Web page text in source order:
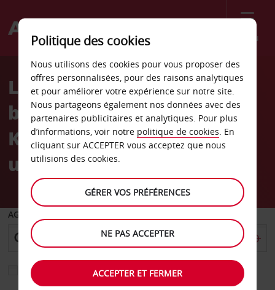
Menu
Welcome
AvisLocation de voiture port
bateaux de croisière de
Kiel, passagers
uniquement
AGENCE DE DÉPART
Sélectionnez une autre agence de retour
Politique des cookies
Nous utilisons des cookies pour vous proposer des
offres personnalisées, pour des raisons analytiques
et pour améliorer votre expérience sur notre site.
Nous partageons également nos données avec des
partenaires publicitaires et analytiques. Pour plus
d’informations, voir notre politique de cookies. En
cliquant sur ACCEPTER vous acceptez que nous
utilisions des cookies.
GÉRER VOS PRÉFÉRENCES
NE PAS ACCEPTER
ACCEPTER ET FERMER